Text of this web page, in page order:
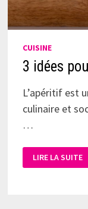
CUISINE
3 idées
L’apéritif est
culinaire et
…
LIRE LA SUITE